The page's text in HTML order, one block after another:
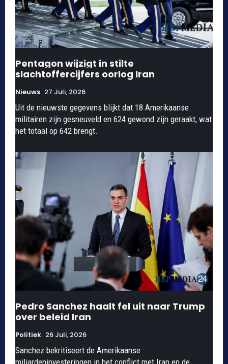
Pentagon wijzigt in stilte
slachtoffercijfers oorlog Iran
Nieuws 27 Juli, 2026
Uit de nieuwste gegevens blijkt dat 18 Amerikaanse
militairen zijn gesneuveld en 624 gewond zijn geraakt, wat
het totaal op 642 brengt.
Pedro Sanchez haalt fel uit naar Trump
over beleid Iran
Politiek 26 Juli, 2026
Sanchez bekritiseert de Amerikaanse
miljardeninvesteringen in het conflict met Iran en de